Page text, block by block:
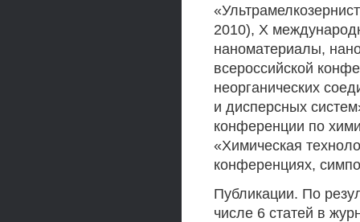
2010), X
наноматериалы,
всероссийской
неорганических
и дисперсных
конференции по
«Химическая
конференциях,
Публикации. По
числе 6 статей в